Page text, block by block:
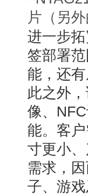
片（另
进一步
签部署
能，还
此之外
像、
能。客
寸更小
需求，
子、游